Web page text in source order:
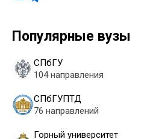
Популярные вузы
СПбГУ
104 направления
СПбГУПТД
76 направлений
Горный университет